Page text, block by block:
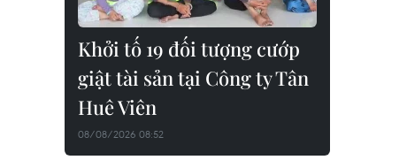
Khởi tố 19 đối tượng cướp
giật tài sản tại Công ty Tân
Huê Viên
08/08/2026 08:52